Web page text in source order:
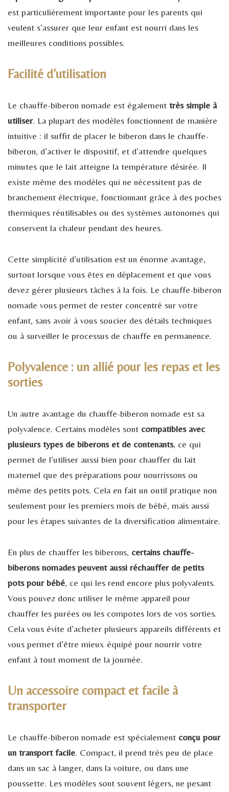
est particulièrement importante pour les parents qui
veulent s’assurer que leur enfant est nourri dans les
meilleures conditions possibles.
Facilité d’utilisation
Le chauffe-biberon nomade est également très simple à
utiliser. La plupart des modèles fonctionnent de manière
intuitive : il suffit de placer le biberon dans le chauffe-
biberon, d’activer le dispositif, et d’attendre quelques
minutes que le lait atteigne la température désirée. Il
existe même des modèles qui ne nécessitent pas de
branchement électrique, fonctionnant grâce à des poches
thermiques réutilisables ou des systèmes autonomes qui
conservent la chaleur pendant des heures.
Cette simplicité d’utilisation est un énorme avantage,
surtout lorsque vous êtes en déplacement et que vous
devez gérer plusieurs tâches à la fois. Le chauffe-biberon
nomade vous permet de rester concentré sur votre
enfant, sans avoir à vous soucier des détails techniques
ou à surveiller le processus de chauffe en permanence.
Polyvalence : un allié pour les repas et les
sorties
Un autre avantage du chauffe-biberon nomade est sa
polyvalence. Certains modèles sont compatibles avec
plusieurs types de biberons et de contenants, ce qui
permet de l’utiliser aussi bien pour chauffer du lait
maternel que des préparations pour nourrissons ou
même des petits pots. Cela en fait un outil pratique non
seulement pour les premiers mois de bébé, mais aussi
pour les étapes suivantes de la diversification alimentaire.
En plus de chauffer les biberons, certains chauffe-
biberons nomades peuvent aussi réchauffer de petits
pots pour bébé, ce qui les rend encore plus polyvalents.
Vous pouvez donc utiliser le même appareil pour
chauffer les purées ou les compotes lors de vos sorties.
Cela vous évite d’acheter plusieurs appareils différents et
vous permet d’être mieux équipé pour nourrir votre
enfant à tout moment de la journée.
Un accessoire compact et facile à
transporter
Le chauffe-biberon nomade est spécialement conçu pour
un transport facile. Compact, il prend très peu de place
dans un sac à langer, dans la voiture, ou dans une
poussette. Les modèles sont souvent légers, ne pesant